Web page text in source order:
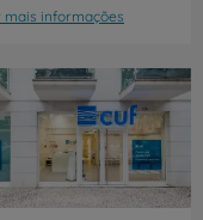
mais informações